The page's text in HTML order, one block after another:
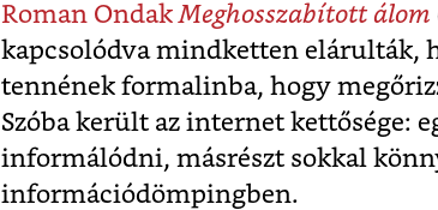
Roman OndakMeghosszabított álom
kapcsolódva mindketten elárulták,
tennének formalinba, hogy
Szóba került az internet kettősége:
informálódni, másrészt sokkal
információdömpingben.